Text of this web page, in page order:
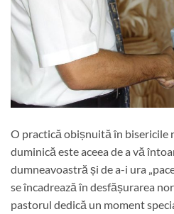
O practică obișnuită în bisericile
duminică este aceea de a vă
dumneavoastră și de a-i ura
se încadrează în desfășurarea
pastorul dedică un moment